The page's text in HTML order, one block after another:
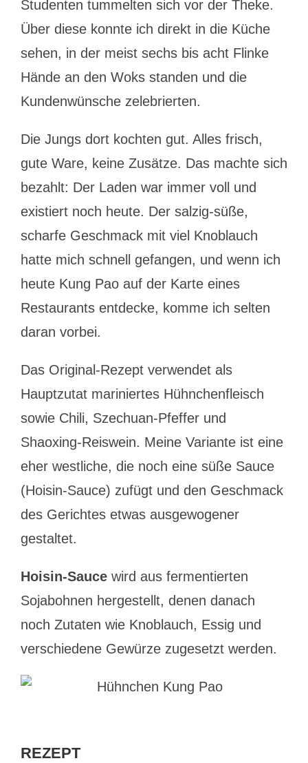
Studenten tummelten sich vor der Theke.
Über diese konnte ich direkt in die Küche
sehen, in der meist sechs bis acht Flinke
Hände an den Woks standen und die
Kundenwünsche zelebrierten.
Die Jungs dort kochten gut. Alles frisch,
gute Ware, keine Zusätze. Das machte sich
bezahlt: Der Laden war immer voll und
existiert noch heute. Der salzig-süße,
scharfe Geschmack mit viel Knoblauch
hatte mich schnell gefangen, und wenn ich
heute Kung Pao auf der Karte eines
Restaurants entdecke, komme ich selten
daran vorbei.
Das Original-Rezept verwendet als
Hauptzutat mariniertes Hühnchenfleisch
sowie Chili, Szechuan-Pfeffer und
Shaoxing-Reiswein. Meine Variante ist eine
eher westliche, die noch eine süße Sauce
(Hoisin-Sauce) zufügt und den Geschmack
des Gerichtes etwas ausgewogener
gestaltet.
Hoisin-Saucewird aus fermentierten
Sojabohnen hergestellt, denen danach
noch Zutaten wie Knoblauch, Essig und
verschiedene Gewürze zugesetzt werden.
REZEPT